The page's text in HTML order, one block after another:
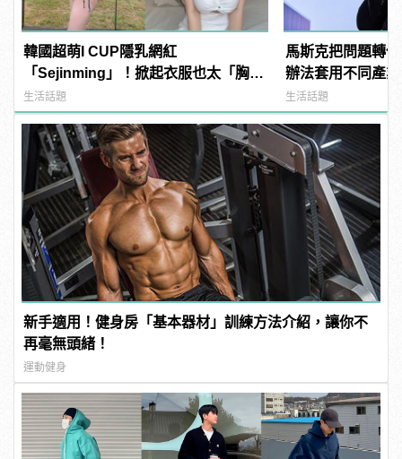
韓國超萌I CUP隱乳網紅
「Sejinming」！掀起衣服也太「胸」
了吧！ | manfashion這樣變型男
生活話題
馬斯克把問題轉
辦法套用不同產
生活話題
新手適用！健身房「基本器材」訓練方法介紹，讓你不
再毫無頭緒！
運動健身